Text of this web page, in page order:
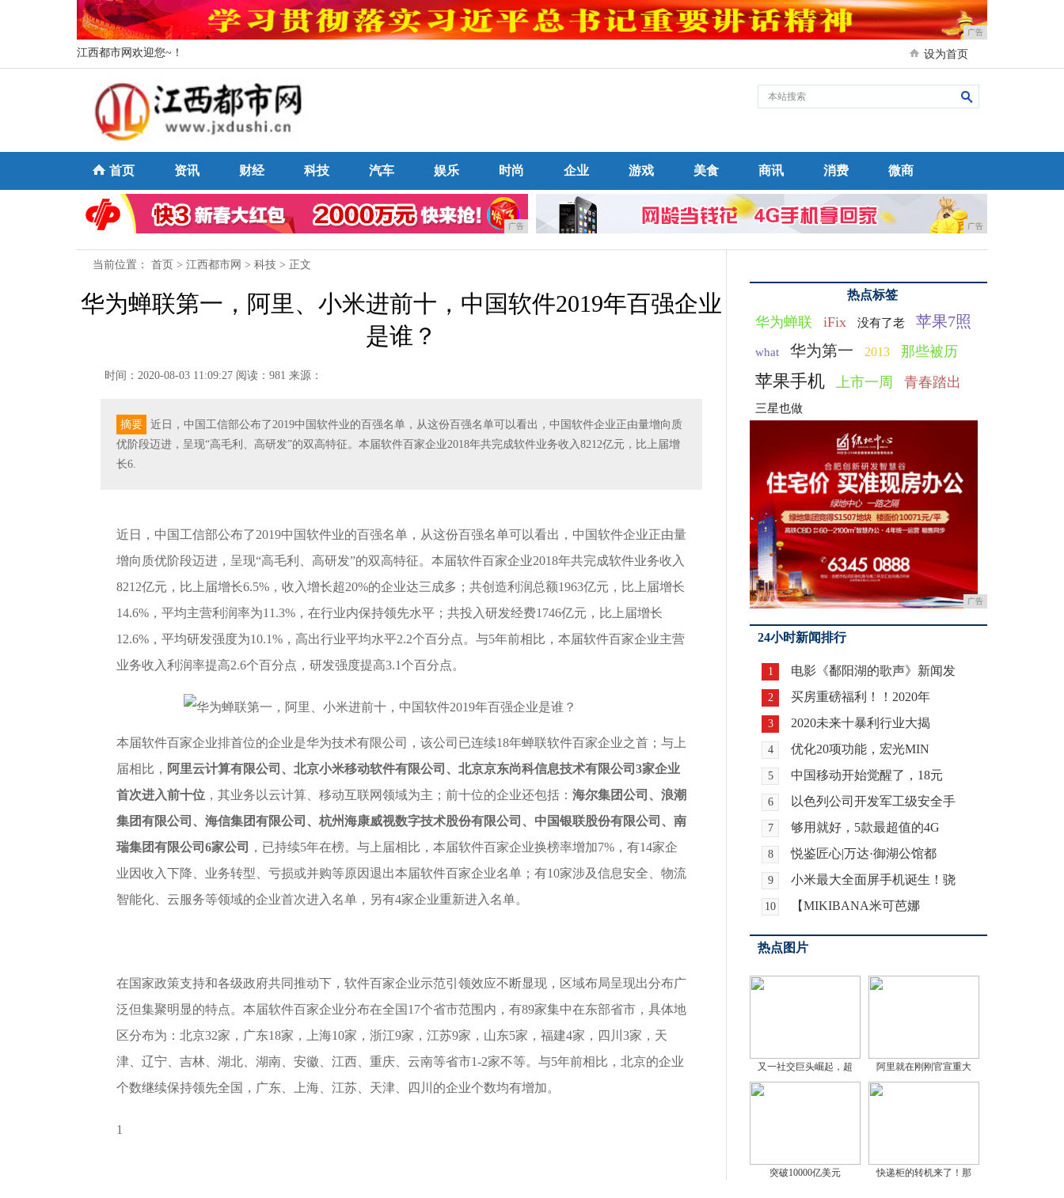
广告
江西都市网欢迎您~！ 设为首页
首页 资讯 财经 科技 汽车 娱乐 时尚 企业 游戏 美食 商讯 消费 微商
广告 广告
当前位置： 首页 > 江西都市网 > 科技 > 正文
华为蝉联第一，阿里、小米进前十，中国软件2019年百强企业
是谁？
时间：2020-08-03 11:09:27 阅读：981 来源：
摘要
近日，中国工信部公布了2019中国软件业的百强名单，从这份百强名单可以看出，中国软件企业正由量增向质
优阶段迈进，呈现“高毛利、高研发”的双高特征。本届软件百家企业2018年共完成软件业务收入8212亿元，比上届增
长6.
近日，中国工信部公布了2019中国软件业的百强名单，从这份百强名单可以看出，中国软件企业正由量
增向质优阶段迈进，呈现“高毛利、高研发”的双高特征。本届软件百家企业2018年共完成软件业务收入
8212亿元，比上届增长6.5%，收入增长超20%的企业达三成多；共创造利润总额1963亿元，比上届增长
14.6%，平均主营利润率为11.3%，在行业内保持领先水平；共投入研发经费1746亿元，比上届增长
12.6%，平均研发强度为10.1%，高出行业平均水平2.2个百分点。与5年前相比，本届软件百家企业主营
业务收入利润率提高2.6个百分点，研发强度提高3.1个百分点。
本届软件百家企业排首位的企业是华为技术有限公司，该公司已连续18年蝉联软件百家企业之首；与上
届相比， 阿里云计算有限公司、北京小米移动软件有限公司、北京京东尚科信息技术有限公司3家企业
首次进入前十位 ，其业务以云计算、移动互联网领域为主；前十位的企业还包括： 海尔集团公司、浪潮
集团有限公司、海信集团有限公司、杭州海康威视数字技术股份有限公司、中国银联股份有限公司、南
瑞集团有限公司6家公司
，已持续5年在榜。与上届相比，本届软件百家企业换榜率增加7%，有14家企
业因收入下降、业务转型、亏损或并购等原因退出本届软件百家企业名单；有10家涉及信息安全、物流
智能化、云服务等领域的企业首次进入名单，另有4家企业重新进入名单。
在国家政策支持和各级政府共同推动下，软件百家企业示范引领效应不断显现，区域布局呈现出分布广
泛但集聚明显的特点。本届软件百家企业分布在全国17个省市范围内，有89家集中在东部省市，具体地
区分布为：北京32家，广东18家，上海10家，浙江9家，江苏9家，山东5家，福建4家，四川3家，天
津、辽宁、吉林、湖北、湖南、安徽、江西、重庆、云南等省市1-2家不等。与5年前相比，北京的企业
个数继续保持领先全国，广东、上海、江苏、天津、四川的企业个数均有增加。
1
热点标签
华为蝉联 iFix 没有了老 苹果7照
what 华为第一 2013 那些被历
苹果手机 上市一周 青春踏出
三星也做
广告
24小时新闻排行
1 电影《鄱阳湖的歌声》新闻发
2 买房重磅福利！！2020年
3 2020未来十暴利行业大揭
4 优化20项功能，宏光MIN
5 中国移动开始觉醒了，18元
6 以色列公司开发军工级安全手
7 够用就好，5款最超值的4G
8 悦鉴匠心|万达·御湖公馆都
9 小米最大全面屏手机诞生！骁
10 【MIKIBANA米可芭娜
热点图片
又一社交巨头崛起，超 阿里就在刚刚官宣重大
突破10000亿美元 快递柜的转机来了！那